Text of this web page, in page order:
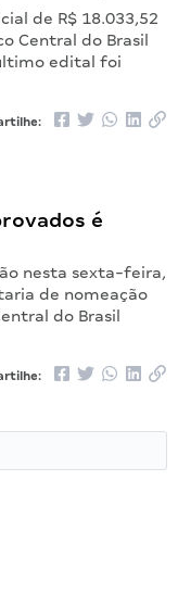
de R$ 18.033,52
Central do Brasil
edital foi
é
nesta sexta-feira,
de nomeação
do Brasil